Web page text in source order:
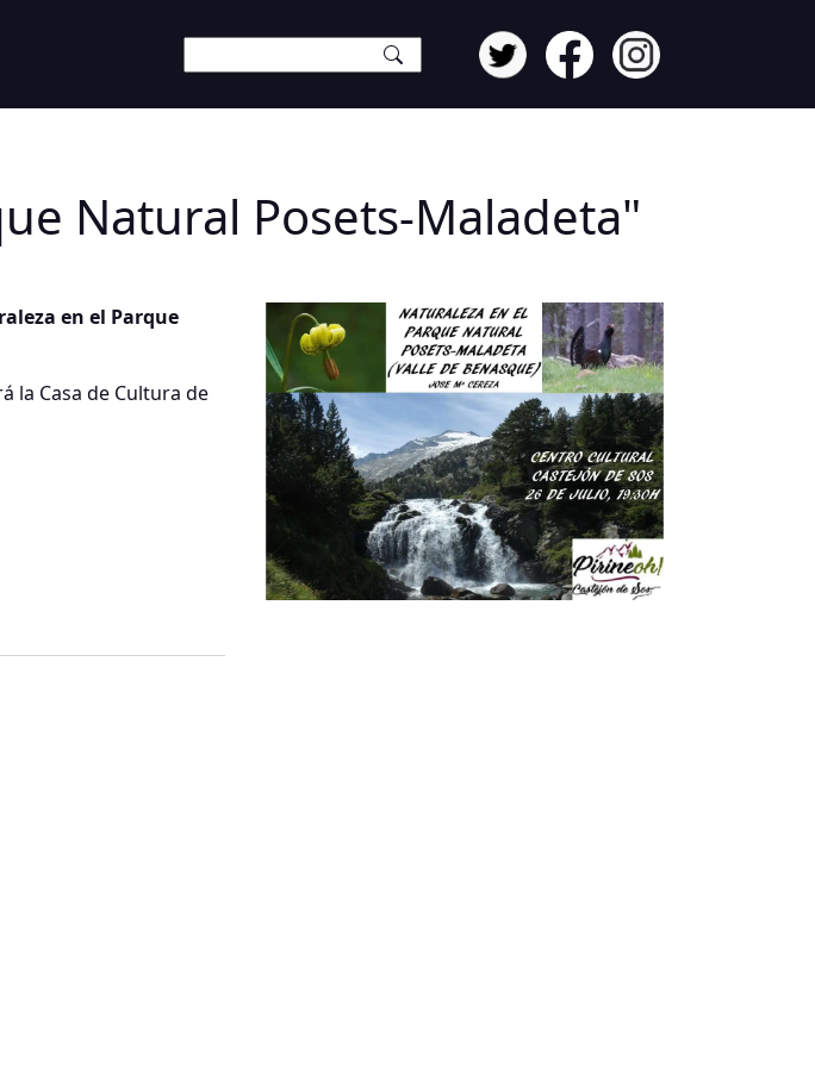
Natural Posets-Maladeta"
en el Parque
la Casa de Cultura de